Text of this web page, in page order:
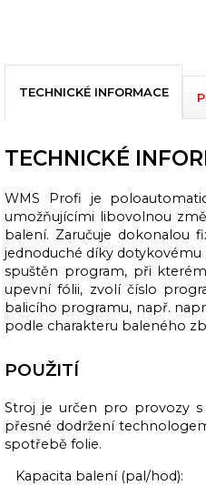
TECHNICKÉ INFORMACE
TECHNICKÉ
WMS Profi je
umožňujícími libovolnou
balení. Zaručuje dokonalou
jednoduché díky
spuštěn program, při
upevní fólii, zvolí číslo
balicího programu, např.
podle charakteru baleného
POUŽITÍ
Stroj je určen pro provozy s
přesné dodržení
spotřebě folie.
Kapacita balení (pal/